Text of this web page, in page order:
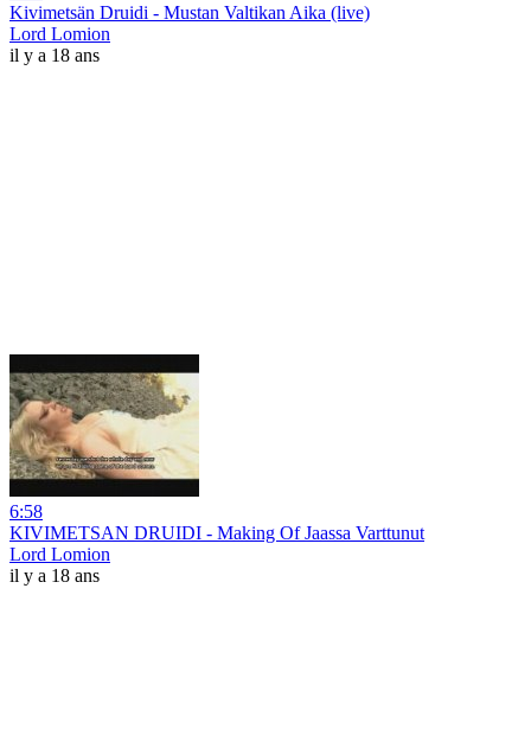
Kivimetsän Druidi - Mustan Valtikan Aika (live)
Lord Lomion
il y a 18 ans
6:58
KIVIMETSAN DRUIDI - Making Of Jaassa Varttunut
Lord Lomion
il y a 18 ans